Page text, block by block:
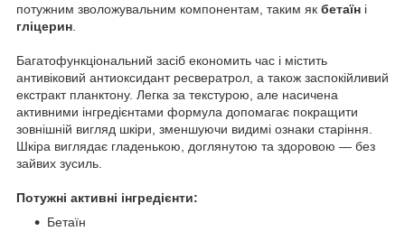
потужним зволожувальним компонентам, таким як бетаїн і
гліцерин
Багатофункціональний засіб економить час і містить
антивіковий антиоксидант ресвератрол, а також заспокійливий
екстракт планктону. Легка за текстурою, але насичена
активними інгредієнтами формула допомагає покращити
зовнішній вигляд шкіри, зменшуючи видимі ознаки старіння.
Шкіра виглядає гладенькою, доглянутою та здоровою — без
зайвих зусиль.
Потужні активні інгредієнти:
Бетаїн